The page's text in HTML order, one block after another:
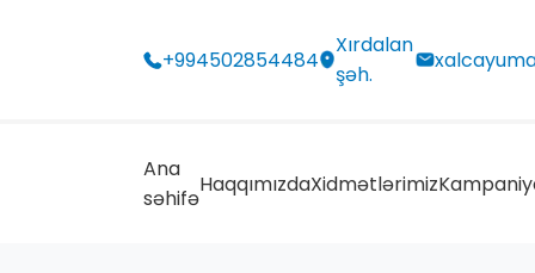
+994502854484
Xırdalan
şəh.
Ana
səhifə
HaqqımızdaXidmətlərimiz